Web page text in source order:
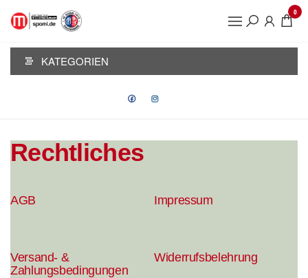
HAUZENBERG
0
KATEGORIEN
Rechtliches
AGB Impressum
Versand- &
Zahlungsbedingungen
Widerrufsbelehrung